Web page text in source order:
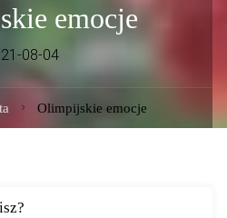
emocje
08-04
Olimpijskie emocje